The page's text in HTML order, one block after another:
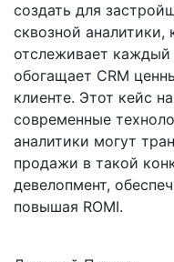
создать для
сквозной аналитики,
отслеживает каждый
обогащает CRM
клиенте. Этот кейс
современные
аналитики могут
продажи в такой
девелопмент,
повышая ROMI.